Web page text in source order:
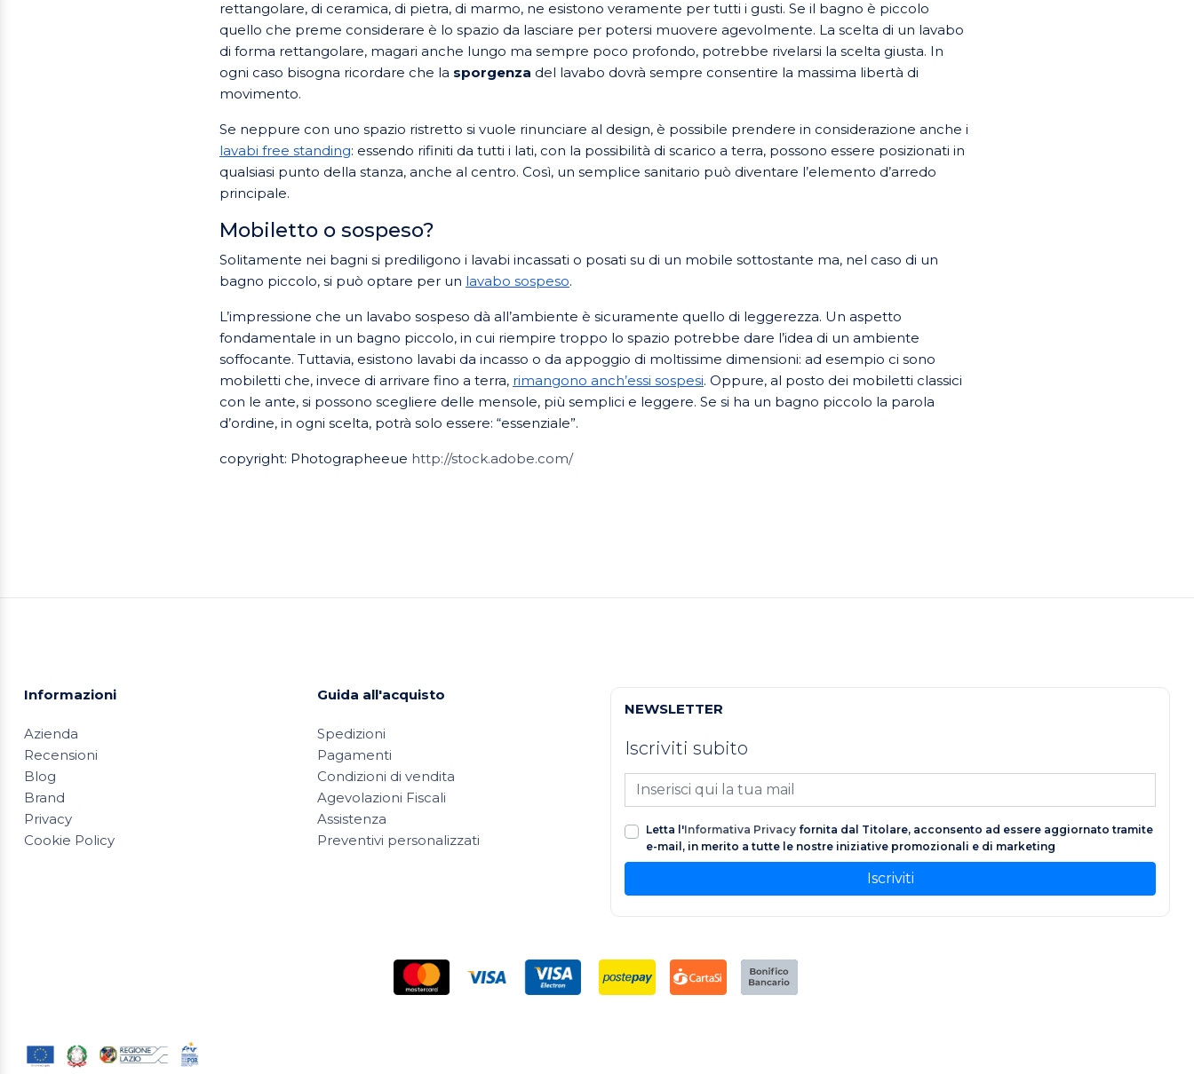
rettangolare, di ceramica, di pietra, di marmo, ne esistono veramente per tutti i gusti. Se il bagno è piccolo
quello che preme considerare è lo spazio da lasciare per potersi muovere agevolmente. La scelta di un lavabo
di forma rettangolare, magari anche lungo ma sempre poco profondo, potrebbe rivelarsi la scelta giusta. In
ogni caso bisogna ricordare che la sporgenza del lavabo dovrà sempre consentire la massima libertà di
movimento.
Se neppure con uno spazio ristretto si vuole rinunciare al design, è possibile prendere in considerazione anche i
lavabi free standing: essendo rifiniti da tutti i lati, con la possibilità di scarico a terra, possono essere posizionati in
qualsiasi punto della stanza, anche al centro. Così, un semplice sanitario può diventare l’elemento d’arredo
principale.
Mobiletto o sospeso?
Solitamente nei bagni si prediligono i lavabi incassati o posati su di un mobile sottostante ma, nel caso di un
bagno piccolo, si può optare per un lavabo sospeso.
L’impressione che un lavabo sospeso dà all’ambiente è sicuramente quello di leggerezza. Un aspetto
fondamentale in un bagno piccolo, in cui riempire troppo lo spazio potrebbe dare l’idea di un ambiente
soffocante. Tuttavia, esistono lavabi da incasso o da appoggio di moltissime dimensioni: ad esempio ci sono
mobiletti che, invece di arrivare fino a terra, rimangono anch’essi sospesi. Oppure, al posto dei mobiletti classici
con le ante, si possono scegliere delle mensole, più semplici e leggere. Se si ha un bagno piccolo la parola
d’ordine, in ogni scelta, potrà solo essere: “essenziale”.
copyright: Photographeeue http://stock.adobe.com/
Informazioni
Azienda
Recensioni
Blog
Brand
Privacy
Cookie Policy
Guida all'acquisto
Spedizioni
Pagamenti
Condizioni di vendita
Agevolazioni Fiscali
Assistenza
Preventivi personalizzati
NEWSLETTER
Iscriviti subito
Letta l'Informativa Privacy fornita dal Titolare, acconsento ad essere aggiornato tramite
e-mail, in merito a tutte le nostre iniziative promozionali e di marketing
Iscriviti